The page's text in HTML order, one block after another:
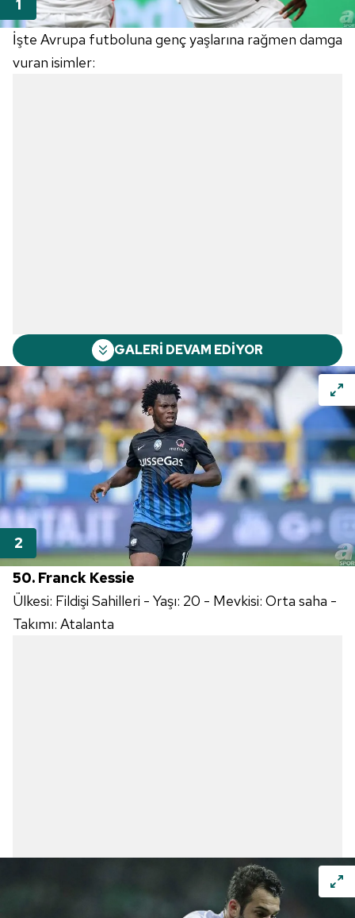
İşte Avrupa futboluna genç yaşlarına rağmen damga
vuran isimler:
GALERİ DEVAM EDİYOR
50. Franck Kessie
Ülkesi: Fildişi Sahilleri - Yaşı: 20 - Mevkisi: Orta saha -
Takımı: Atalanta